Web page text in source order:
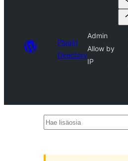
Plugin
Directory
Admin
Allow by
IP
Hae